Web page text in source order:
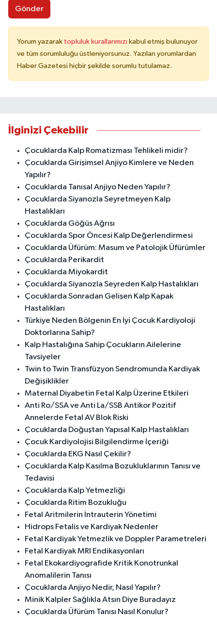
Gönder
Yorum yazarak topluluk kurallarımızı kabul etmiş bulunuyor
ve tüm sorumluluğu üstleniyorsunuz. Yazılan yorumlardan
Haber Gazetesi hiçbir şekilde sorumlu tutulamaz.
İlginizi Çekebilir
Çocuklarda Kalp Romatizması Tehlikeli midir?
Çocuklarda Girişimsel Anjiyo Kimlere ve Neden
Yapılır?
Çocuklarda Tanısal Anjiyo Neden Yapılır?
Çocuklarda Siyanozla Seyretmeyen Kalp
Hastalıkları
Çocuklarda Göğüs Ağrısı
Çocuklarda Spor Öncesi Kalp Değerlendirmesi
Çocuklarda Üfürüm: Masum ve Patolojik Üfürümler
Çocuklarda Perikardit
Çocuklarda Miyokardit
Çocuklarda Siyanozla Seyreden Kalp Hastalıkları
Çocuklarda Sonradan Gelişen Kalp Kapak
Hastalıkları
Türkiye Neden Bölgenin En İyi Çocuk Kardiyoloji
Doktorlarına Sahip?
Kalp Hastalığına Sahip Çocukların Ailelerine
Tavsiyeler
Twin to Twin Transfüzyon Sendromunda Kardiyak
Değişiklikler
Maternal Diyabetin Fetal Kalp Üzerine Etkileri
Anti Ro/SSA ve Anti La/SSB Antikor Pozitif
Annelerde Fetal AV Blok Riski
Çocuklarda Doğuştan Yapısal Kalp Hastalıkları
Çocuk Kardiyolojisi Bilgilendirme İçeriği
Çocuklarda EKG Nasıl Çekilir?
Çocuklarda Kalp Kasılma Bozukluklarının Tanısı ve
Tedavisi
Çocuklarda Kalp Yetmezliği
Çocuklarda Ritim Bozukluğu
Fetal Aritmilerin İntrauterin Yönetimi
Hidrops Fetalis ve Kardiyak Nedenler
Fetal Kardiyak Yetmezlik ve Doppler Parametreleri
Fetal Kardiyak MRI Endikasyonları
Fetal Ekokardiyografide Kritik Konotrunkal
Anomalilerin Tanısı
Çocuklarda Anjiyo Nedir, Nasıl Yapılır?
Minik Kalpler Sağlıkla Atsın Diye Buradayız
Çocuklarda Üfürüm Tanısı Nasıl Konulur?